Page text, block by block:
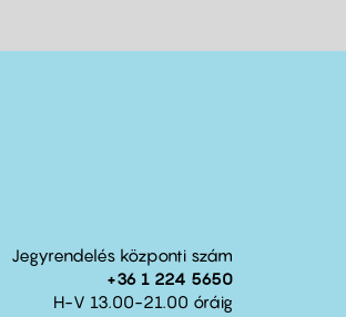
Jegyrendelés központi szám
+36 1 224 5650
H-V 13.00-21.00 óráig